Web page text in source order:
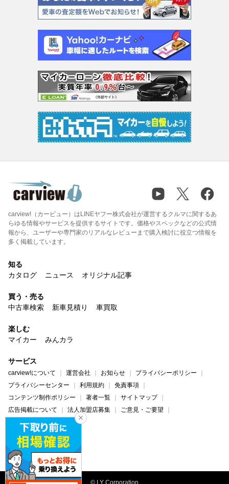
carview!（カービュー）はLINEヤフー株式会社が運営するクルマに関するあ
らゆる情報やサービスを提供するサイトです。価格やスペックなどの公式情
報から、ユーザーや専門家のリアルなレビューまで購入検討に役立つ情報を
多く掲載しています。
知る
カタログ
ニュース オリジナル記事
買う・売る
中古車検索
新車見積り 車買取
楽しむ
マイカー
みんカラ
サービス
carview!について 運営会社 お知らせ
プライバシーポリシー
プライバシーセンター
利用規約
免責事項
コンテンツ制作ポリシー
著者一覧
サイトマップ
広告掲載について
法人加盟店募集
ご意見・ご要望
ヘルプ・お問い合わせ
carview! Yahoo! JAPAN
© LY Corporation